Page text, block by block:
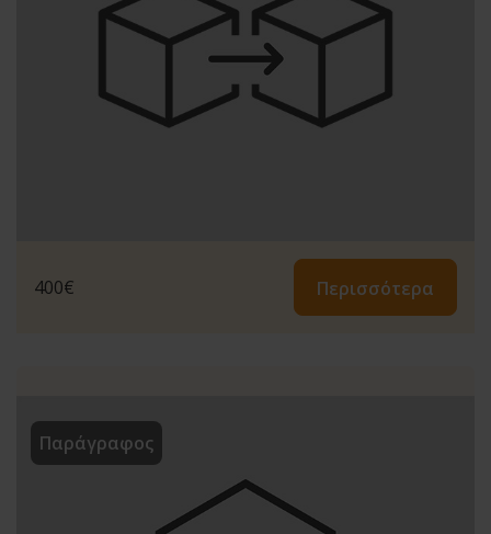
400€ Περισσότερα
Παράγραφος